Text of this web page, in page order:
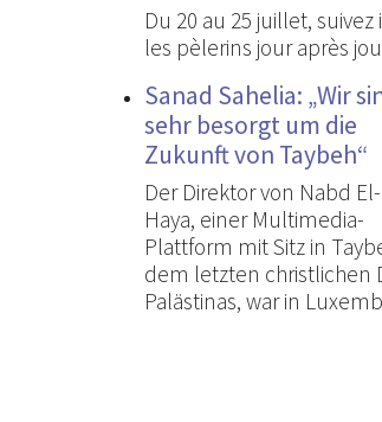
Du 20 au 25 juillet, suivez
les pèlerins jour après
Sanad Sahelia: „Wir
sehr besorgt um die
Zukunft von Taybeh“
Der Direktor von Nabd El-
Haya, einer Multimedia-
Plattform mit Sitz in
dem letzten christlichen
Palästinas, war in